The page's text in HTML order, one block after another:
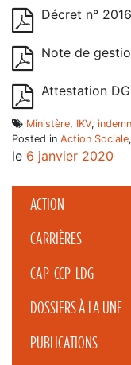
ACTION
CARRIÈRES
CAP-CCP-LDG
DOSSIERS À LA UNE
PUBLICATIONS
Décret n°
Note de
Attestation
Ministère, IKV,
Posted in Action Sociale,
le 6 janvier 2020